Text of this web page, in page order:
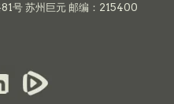
号 苏州巨元 邮编：215400